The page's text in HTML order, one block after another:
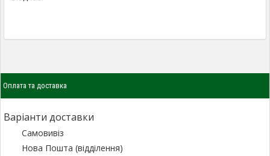
Оплата та доставка
Варіанти доставки
Самовивіз
Нова Пошта (відділення)